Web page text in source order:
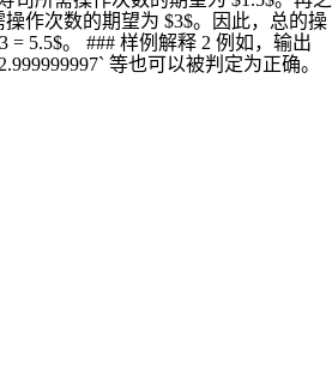
作次数的期望为 $3$。因此，总的操
= 5.5$。 ### 样例解释 2 例如，输出
等也可以被判定为正确。